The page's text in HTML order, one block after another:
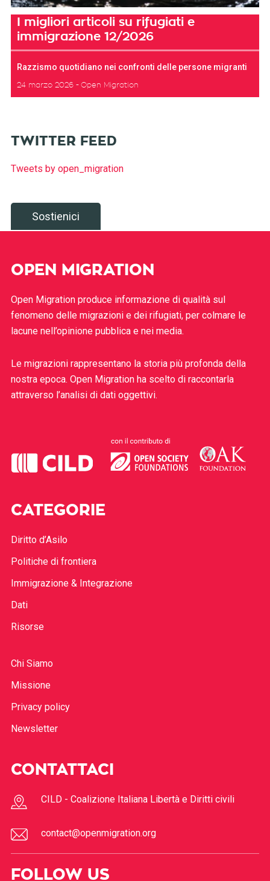
I migliori articoli su rifugiati e
immigrazione 12/2026
Razzismo quotidiano nei confronti delle persone migranti
24 marzo 2026 Open Migration
TWITTER FEED
Tweets by open_migration
Sostienici
OPEN MIGRATION
Open Migration produce informazione di qualità sul
fenomeno delle migrazioni e dei rifugiati, per colmare le
lacune nell’opinione pubblica e nei media.
Le migrazioni rappresentano la storia più profonda della
nostra epoca. Open Migration ha scelto di raccontarla
attraverso l’analisi di dati oggettivi.
CATEGORIE
Diritto d’Asilo
Politiche di frontiera
Immigrazione & Integrazione
Dati
Risorse
Chi Siamo
Missione
Privacy policy
Newsletter
CONTATTACI
CILD - Coalizione Italiana Libertà e Diritti civili
contact@openmigration.org
FOLLOW US